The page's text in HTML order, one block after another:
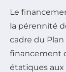
Le
la pérennité
cadre du
financement
étatiques aux